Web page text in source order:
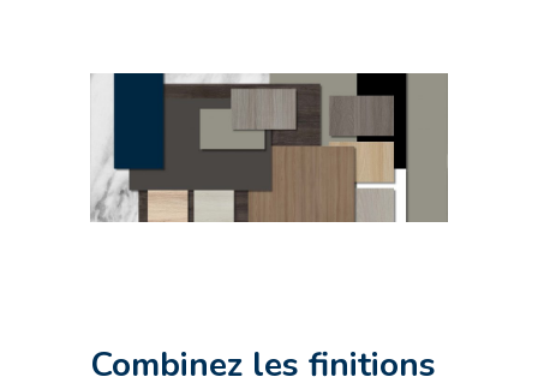
Combinez les finitions